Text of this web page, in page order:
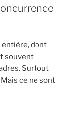
entière, dont
souvent
Surtout
ce ne sont